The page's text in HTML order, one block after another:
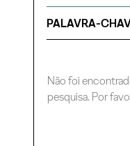
Não foi
pesquisa. Por